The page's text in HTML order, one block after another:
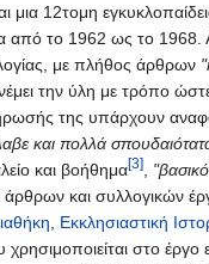
μια 12τομη
από το 1962 ως το 1968.
με πλήθος άρθρων
την ύλη με τρόπο
της υπάρχουν
και πολλά
και βοήθημα[3]
άρθρων και συλλογικών
Εκκλησιαστική
στο έργο